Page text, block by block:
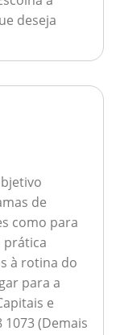
deseja
de
como para
prática
à rotina do
para a
e
(Demais